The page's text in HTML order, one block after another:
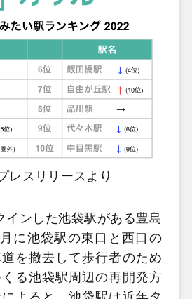
レスリリースより
インした池袋駅がある豊島
に池袋駅の東口と西口の
を撤去して歩行者のため
る池袋駅周辺の再開発方